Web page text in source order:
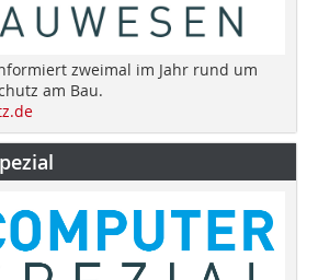
zweimal im Jahr rund um
am Bau.